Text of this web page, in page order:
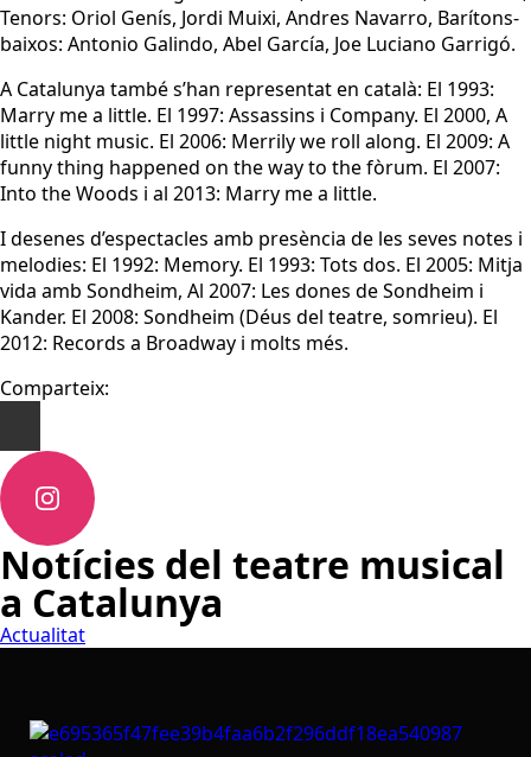
Tenors: Oriol Genís, Jordi Muixi, Andres Navarro, Barítons-
baixos: Antonio Galindo, Abel García, Joe Luciano Garrigó.
A Catalunya també s’han representat en català: El 1993:
Marry me a little. El 1997: Assassins i Company. El 2000, A
little night music. El 2006: Merrily we roll along. El 2009: A
funny thing happened on the way to the fòrum. El 2007:
Into the Woods i al 2013: Marry me a little.
I desenes d’espectacles amb presència de les seves notes i
melodies: El 1992: Memory. El 1993: Tots dos. El 2005: Mitja
vida amb Sondheim, Al 2007: Les dones de Sondheim i
Kander. El 2008: Sondheim (Déus del teatre, somrieu). El
2012: Records a Broadway i molts més.
Comparteix:
Notícies del teatre musical
a Catalunya
Actualitat